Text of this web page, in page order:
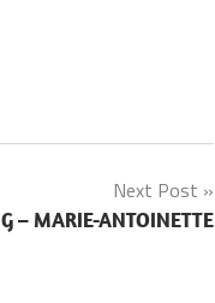
Next Post
– MARIE-ANTOINETTE